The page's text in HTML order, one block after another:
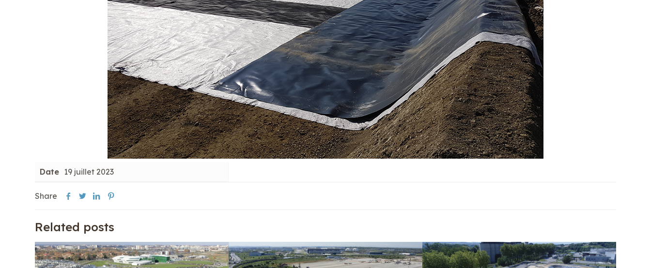
Date 19 juillet 2023
Share
Related posts